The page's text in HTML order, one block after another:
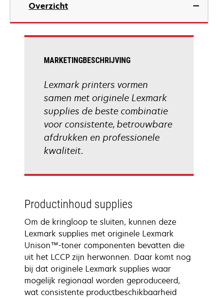
Overzicht
MARKETINGBESCHRIJVING
Lexmark printers vormen
samen met originele Lexmark
supplies de beste combinatie
voor consistente, betrouwbare
afdrukken en professionele
kwaliteit.
Productinhoud supplies
Om de kringloop te sluiten, kunnen deze
Lexmark supplies met originele Lexmark
Unison™-toner componenten bevatten die
uit het LCCP zijn herwonnen. Daar komt nog
bij dat originele Lexmark supplies waar
mogelijk regionaal worden geproduceerd,
wat consistente productbeschikbaarheid